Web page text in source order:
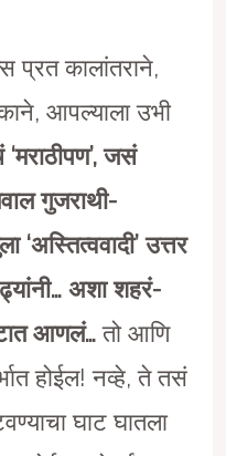
प्रत कालांतराने,
आपल्याला उभी
‘मराठीपण’, जसं
गुजराथी-
‘अस्तित्ववादी’ उत्तर
अशा शहरं-
आणलं…तो आणि
होईल! नव्हे, ते तसं
घाट घातला